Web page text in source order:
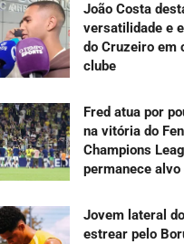
João Costa
versatilidade e
do Cruzeiro em
clube
Fred atua por
na vitória do
Champions
permanece
Jovem lateral
estrear pelo